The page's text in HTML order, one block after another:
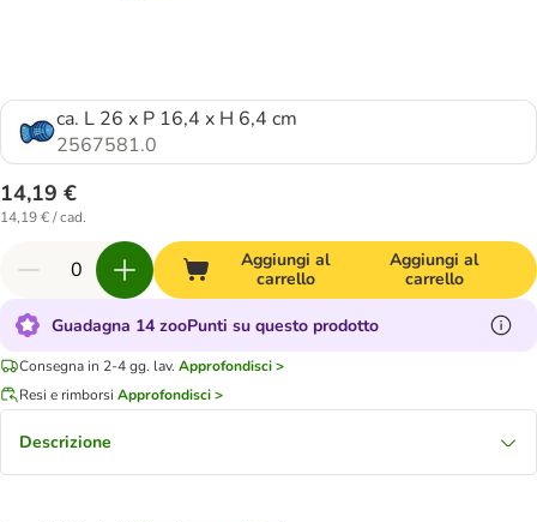
ca. L 26 x P 16,4 x H 6,4 cm
2567581.0
14,19 €
14,19 € / cad.
Aggiungi al
carrello
Aggiungi al
carrello
Guadagna 14 zooPunti su questo prodotto
Consegna in 2-4 gg. lav. Approfondisci >
Resi e rimborsi Approfondisci >
Descrizione